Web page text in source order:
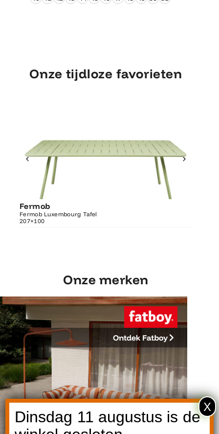
Onze tijdloze favorieten
Fermob
Fermob Luxembourg Tafel
207×100
207×100
Onze merken
Ontdek Fatboy
Dinsdag 11 augustus is de
X